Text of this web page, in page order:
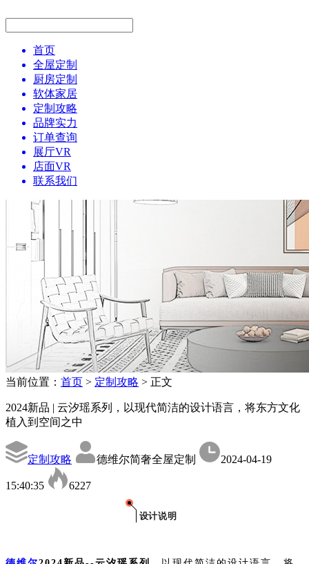
首页
全屋定制
厨房定制
软体家居
定制攻略
品牌实力
订单查询
展厅VR
店面VR
联系我们
当前位置： 首页 > 定制攻略 > 正文
2024新品 | 云汐瑶系列，以现代简洁的设计语言，将东方文化
植入到空间之中
定制攻略 德维尔简奢全屋定制 2024-04-19
15:40:35 6227
设计说明